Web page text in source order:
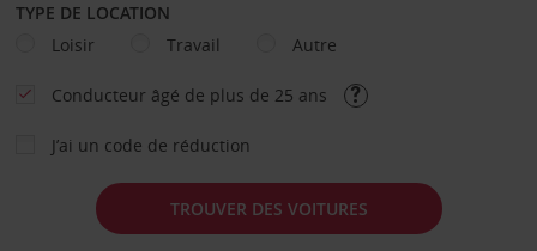
TYPE DE LOCATION
Loisir
Travail Autre
Conducteur âgé de plus de 25 ans
J’ai un code de réduction
TROUVER DES VOITURES